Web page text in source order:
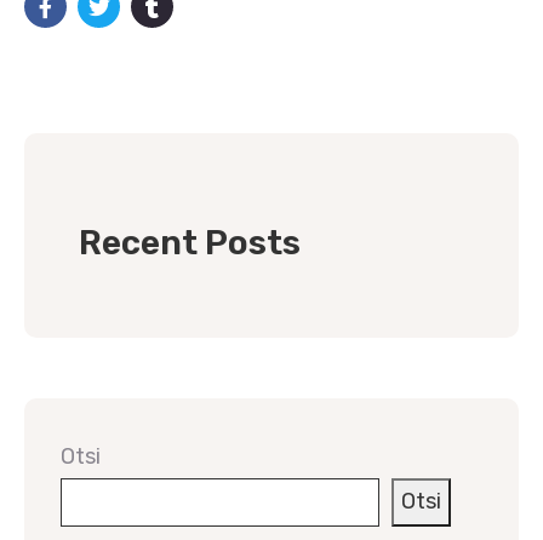
Recent Posts
Otsi
Otsi